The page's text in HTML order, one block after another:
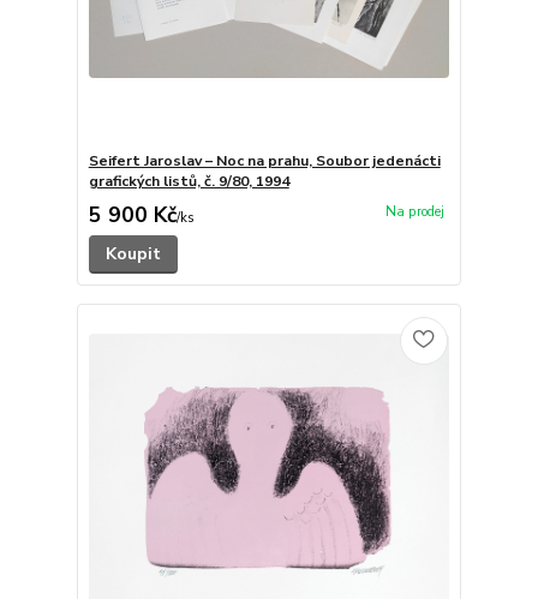
Seifert Jaroslav – Noc na prahu, Soubor jedenácti
grafických listů, č. 9/80, 1994
5 900 Kč/ks
Koupit